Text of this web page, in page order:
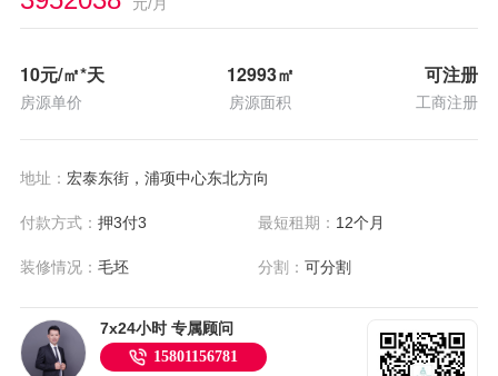
10元/㎡*天
房源单价
12993㎡
房源面积
可注册
工商注册
地址： 宏泰东街，浦项中心东北方向
付款方式： 押3付3 最短租期： 12个月
装修情况： 毛坯 分割：可分割
7x24小时 专属顾问
15801156781